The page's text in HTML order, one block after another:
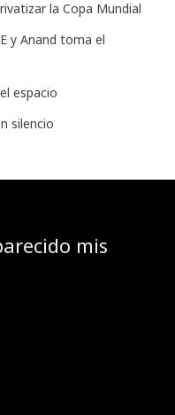
la Copa Mundial
y Anand toma el
espacio
silencio
mis